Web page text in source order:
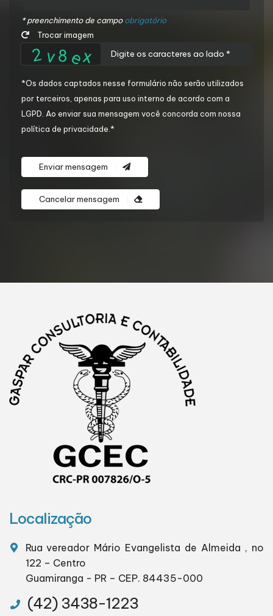
* preenchimento de campoobrigatório
Trocar imagem
*Os dados captados nesse formulário não serão utilizados
por terceiros, apenas para uso interno de acordo com a
LGPD . Ao enviar sua mensagem você concorda com nossa
política de privacidade.*
Enviar mensagem
Cancelar mensagem
Localização
Rua vereador Mário Evangelista de Almeida , no
122 – Centro
Guamiranga - PR – CEP. 84435-000
(42) 3438-1223